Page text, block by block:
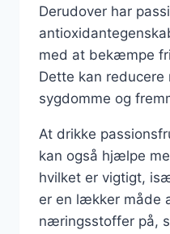
Derudover har
med at bekæmpe
Dette kan reducere
sygdomme og
At drikke
kan også hjælpe
hvilket er vigtigt,
er en lækker måde
næringsstoffer på,